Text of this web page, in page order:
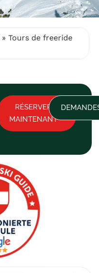
» Tours de freeride
RÉSERVER
MAINTENANT